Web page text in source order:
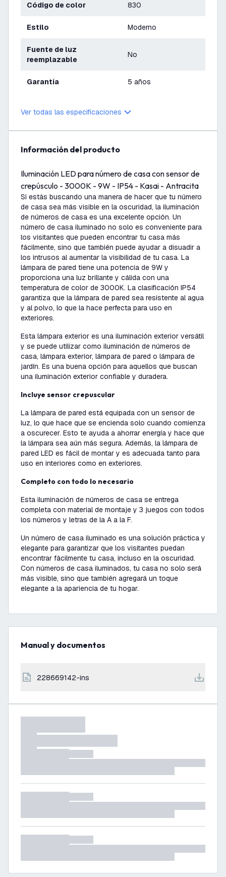
Código de color 830
Estilo Moderno
Fuente de luz
reemplazable
No
Garantía 5 años
Ver todas las especificaciones
información del producto
Iluminación LED para número de casa con sensor de
crepúsculo - 3000K - 9W - IP54 - Kasai - Antracita
Si estás buscando una manera de hacer que tu número
de casa sea más visible en la oscuridad, la iluminación
de números de casa es una excelente opción. Un
número de casa iluminado no solo es conveniente para
los visitantes que pueden encontrar tu casa más
fácilmente, sino que también puede ayudar a disuadir a
los intrusos al aumentar la visibilidad de tu casa. La
lámpara de pared tiene una potencia de 9W y
proporciona una luz brillante y cálida con una
temperatura de color de 3000K. La clasificación IP54
garantiza que la lámpara de pared sea resistente al agua
y al polvo, lo que la hace perfecta para uso en
exteriores.
Esta lámpara exterior es una iluminación exterior versátil
y se puede utilizar como iluminación de números de
casa, lámpara exterior, lámpara de pared o lámpara de
jardín. Es una buena opción para aquellos que buscan
una iluminación exterior confiable y duradera.
Incluye sensor crepuscular
La lámpara de pared está equipada con un sensor de
luz, lo que hace que se encienda solo cuando comienza
a oscurecer. Esto te ayuda a ahorrar energía y hace que
la lámpara sea aún más segura. Además, la lámpara de
pared LED es fácil de montar y es adecuada tanto para
uso en interiores como en exteriores.
Completo con todo lo necesario
Esta iluminación de números de casa se entrega
completa con material de montaje y 3 juegos con todos
los números y letras de la A a la F.
Un número de casa iluminado es una solución práctica y
elegante para garantizar que los visitantes puedan
encontrar fácilmente tu casa, incluso en la oscuridad.
Con números de casa iluminados, tu casa no solo será
más visible, sino que también agregará un toque
elegante a la apariencia de tu hogar.
Manual y documentos
228669142-ins